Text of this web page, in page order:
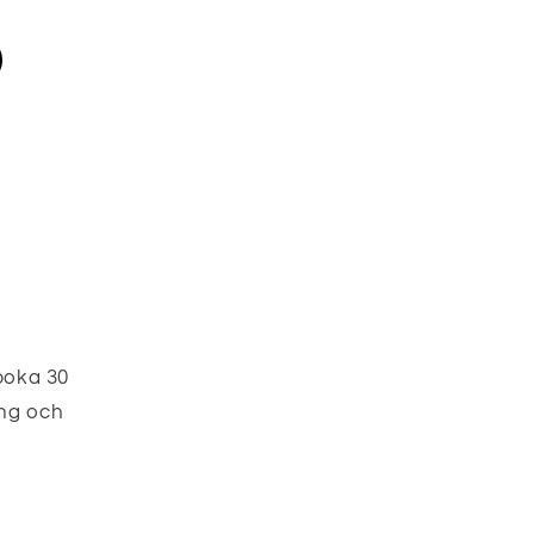
30
och